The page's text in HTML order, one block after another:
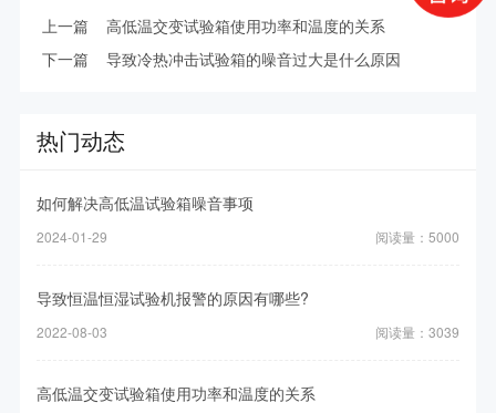
上一篇 高低温交变试验箱使用功率和温度的关系
下一篇 导致冷热冲击试验箱的噪音过大是什么原因
热门动态
如何解决高低温试验箱噪音事项
2024-01-29 阅读量：5000
导致恒温恒湿试验机报警的原因有哪些?
2022-08-03 阅读量：3039
高低温交变试验箱使用功率和温度的关系